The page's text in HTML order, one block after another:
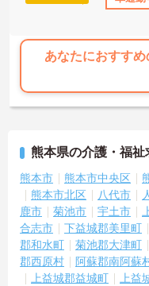
あなたにおすす
熊本県の介護・福
熊本市 熊本市中央区
熊本市北区
八代市
鹿市
菊池市 宇土市
合志市
下益城郡美里町
郡和水町
菊池郡大津町
郡西原村
阿蘇郡南阿蘇
上益城郡益城町
上益